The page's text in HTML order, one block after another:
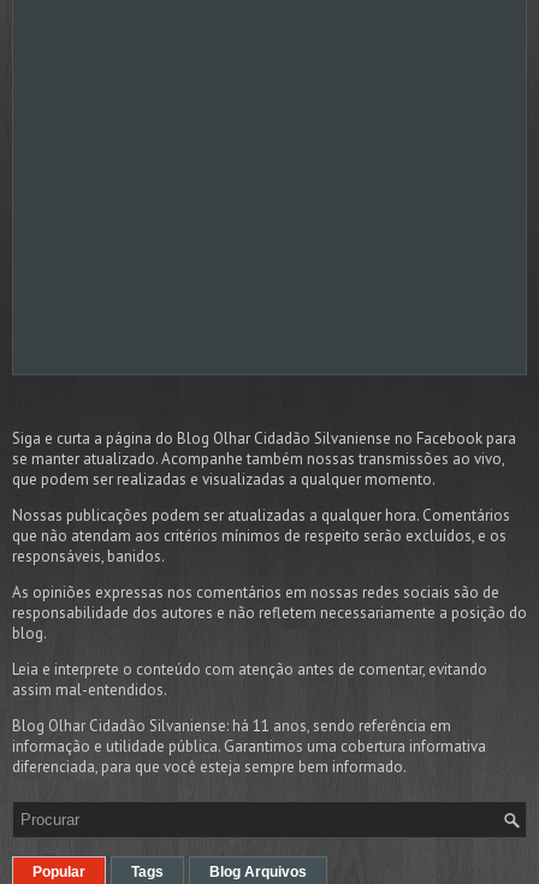
Siga e curta a página do Blog Olhar Cidadão Silvaniense no Facebook para
se manter atualizado. Acompanhe também nossas transmissões ao vivo,
que podem ser realizadas e visualizadas a qualquer momento.
Nossas publicações podem ser atualizadas a qualquer hora. Comentários
que não atendam aos critérios mínimos de respeito serão excluídos, e os
responsáveis, banidos.
As opiniões expressas nos comentários em nossas redes sociais são de
responsabilidade dos autores e não refletem necessariamente a posição do
blog.
Leia e interprete o conteúdo com atenção antes de comentar, evitando
assim mal-entendidos.
Blog Olhar Cidadão Silvaniense: há 11 anos, sendo referência em
informação e utilidade pública. Garantimos uma cobertura informativa
diferenciada, para que você esteja sempre bem informado.
Popular Tags Blog Arquivos